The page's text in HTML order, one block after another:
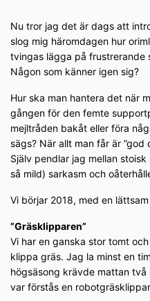
Nu tror jag det är dags att
slog mig häromdagen hur
tvingas lägga på frustrerande
Någon som känner igen sig?
Hur ska man hantera det när
gången för den femte
mejltråden bakåt eller föra
sägs? När allt man får är
Själv pendlar jag mellan
så mild) sarkasm och
Vi börjar 2018, med en
”Gräsklipparen”
Vi har en ganska stor tomt
klippa gräs. Jag la minst en
högsäsong krävde mattan
var förstås en